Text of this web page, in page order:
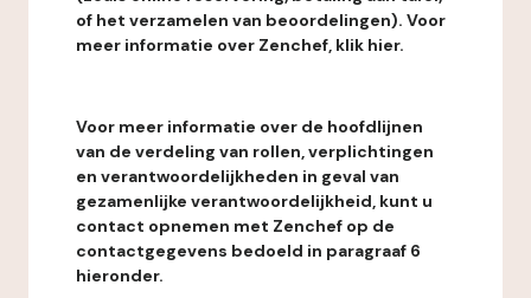
of het verzamelen van beoordelingen). Voor
meer informatie over Zenchef, klik hier.
Voor meer informatie over de hoofdlijnen
van de verdeling van rollen, verplichtingen
en verantwoordelijkheden in geval van
gezamenlijke verantwoordelijkheid, kunt u
contact opnemen met Zenchef op de
contactgegevens bedoeld in paragraaf 6
hieronder.